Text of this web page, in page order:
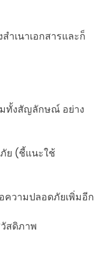
ำเนาเอกสารและก็
ทั้งสัญลักษณ์ อย่าง
ย (ชี้แนะใช้
ความปลอดภัยเพิ่มอีก
สดิภาพ